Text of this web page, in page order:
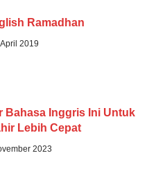
Ramadhan
2019
Bahasa Inggris Ini Untuk
Lebih Cepat
2023